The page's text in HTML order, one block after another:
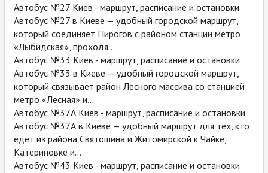
Автобус №27 Киев - маршрут, расписание и остановки
Автобус №27 в Киеве — удобный городской маршрут,
который соединяет Пирогов с районом станции метро
«Лыбидская», проходя...
Автобус №33 Киев - маршрут, расписание и остановки
Автобус №33 в Киеве — удобный городской маршрут,
который связывает район Лесного массива со станцией
метро «Лесная» и...
Автобус №37А Киев - маршрут, расписание и остановки
Автобус №37А в Киеве — удобный маршрут для тех, кто
едет из района Святошина и Житомирской к Чайке,
Катериновке и...
Автобус №43 Киев - маршрут, расписание и остановки